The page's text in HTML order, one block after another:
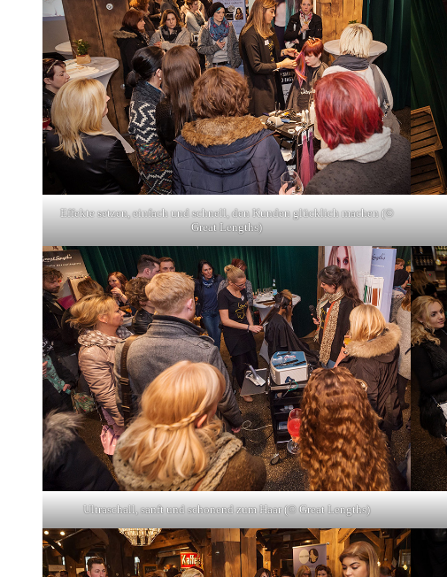
Effekte setzen, einfach und schnell, den Kunden glücklich machen (©
Great Lengths)
Ultraschall, sanft und schonend zum Haar (© Great Lengths)